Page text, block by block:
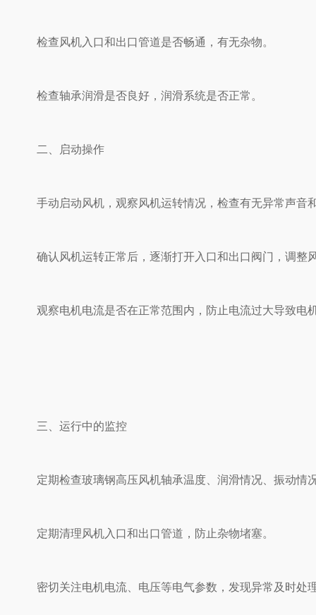
检查风机入口和出口管道是否畅通，有无杂物。
检查轴承润滑是否良好，润滑系统是否正常。
二、启动操作
手动启动风机，观察风机运转情况，检查有无异常声音和
确认风机运转正常后，逐渐打开入口和出口阀门，调整风
观察电机电流是否在正常范围内，防止电流过大导致电机过
三、运行中的监控
定期检查玻璃钢高压风机轴承温度、润滑情况、振动情况
定期清理风机入口和出口管道，防止杂物堵塞。
密切关注电机电流、电压等电气参数，发现异常及时处理